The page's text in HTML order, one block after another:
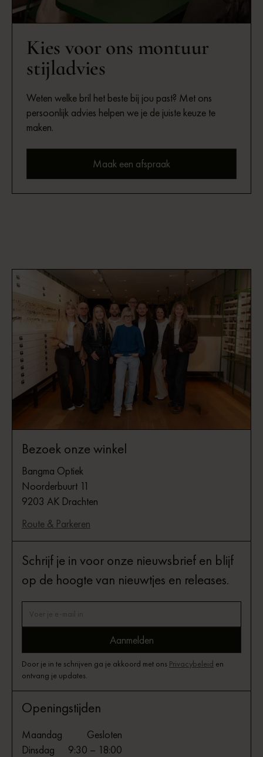
Kies voor ons montuur
stijladvies
Weten welke bril het beste bij jou past? Met ons
persoonlijk advies helpen we je de juiste keuze te
maken.
Maak een afspraak
Bezoek onze winkel
Bangma Optiek
Noorderbuurt 11
9203 AK Drachten
Route & Parkeren
Schrijf je in voor onze nieuwsbrief en blijf
op de hoogte van nieuwtjes en releases.
Door je in te schrijven ga je akkoord met ons Privacybeleid en
ontvang je updates.
Openingstijden
Maandag
Gesloten
Dinsdag
9:30 – 18:00